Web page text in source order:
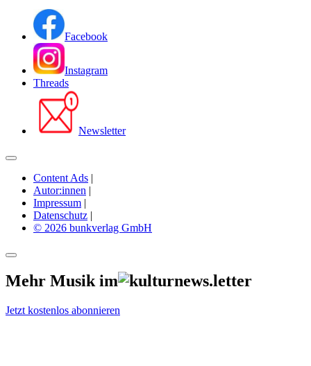
Facebook
Instagram
Threads
Newsletter
Content Ads |
Autor:innen |
Impressum |
Datenschutz |
© 2026 bunkverlag GmbH
Mehr Musik im
Jetzt kostenlos abonnieren